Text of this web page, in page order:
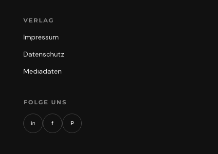
VERLAG
Impressum
Datenschutz
Mediadaten
FOLGE UNS
in f P